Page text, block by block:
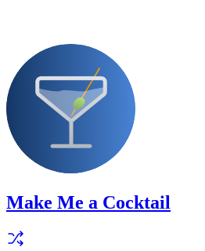
Make Me a Cocktail